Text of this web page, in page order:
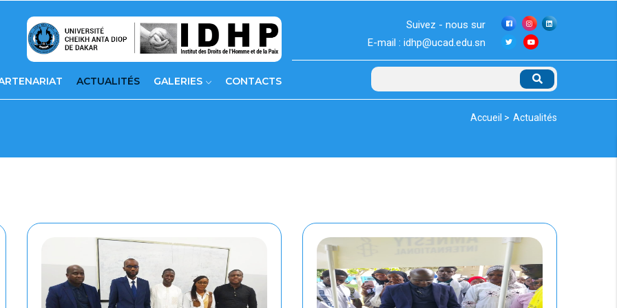
Suivez - nous sur
E-mail : idhp@ucad.edu.sn
ACTUALITÉS GALERIES CONTACTS Rechercher
Fil
Accueil > Actualités